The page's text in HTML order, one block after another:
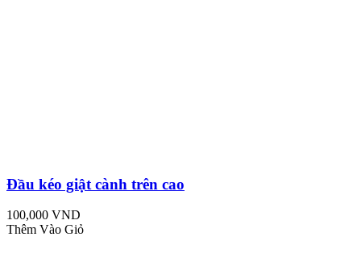
Đầu kéo giật cành trên cao
100,000 VND
Thêm Vào Giỏ